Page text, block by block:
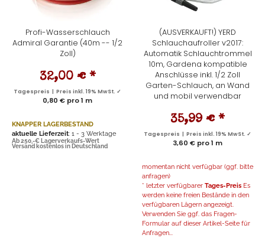
Profi-Wasserschlauch
Admiral Garantie (40m -- 1/2
Zoll)
32,00 € *
Tagespreis | Preis inkl. 19% MwSt. ✓
0,80 € pro 1 m
KNAPPER LAGERBESTAND
aktuelle Lieferzeit: 1 - 3 Werktage
Ab 250,-€ Lagerverkaufs-Wert
Versand kostenlos in Deutschland
(AUSVERKAUFT!) YERD
Schlauchaufroller v2017:
Automatik Schlauchtrommel
10m, Gardena kompatible
Anschlüsse inkl. 1/2 Zoll
Garten-Schlauch, an Wand
und mobil verwendbar
35,99 € *
Tagespreis | Preis inkl. 19% MwSt. ✓
3,60 € pro 1 m
momentan nicht verfügbar (ggf. bitte
anfragen)
* letzter verfügbarer Tages-Preis Es
werden keine freien Bestände in den
verfügbaren Lägern angezeigt.
Verwenden Sie ggf. das Fragen-
Formular auf dieser Artikel-Seite für
Anfragen...